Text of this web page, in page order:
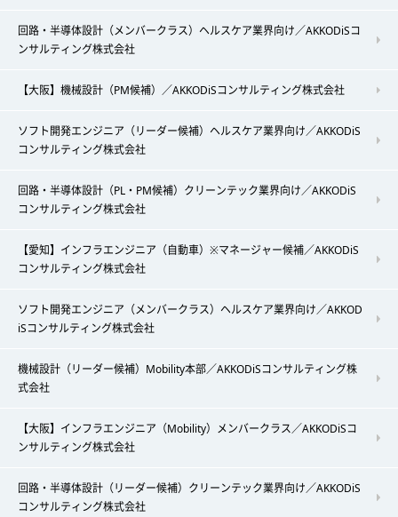
回路・半導体設計（メンバークラス）ヘルスケア業界向け／AKKODiSコ
ンサルティング株式会社
【大阪】機械設計（PM候補）／AKKODiSコンサルティング株式会社
ソフト開発エンジニア（リーダー候補）ヘルスケア業界向け／AKKODiS
コンサルティング株式会社
回路・半導体設計（PL・PM候補）クリーンテック業界向け／AKKODiS
コンサルティング株式会社
【愛知】インフラエンジニア（自動車）※マネージャー候補／AKKODiS
コンサルティング株式会社
ソフト開発エンジニア（メンバークラス）ヘルスケア業界向け／AKKOD
iSコンサルティング株式会社
機械設計（リーダー候補）Mobility本部／AKKODiSコンサルティング株
式会社
【大阪】インフラエンジニア（Mobility）メンバークラス／AKKODiSコ
ンサルティング株式会社
回路・半導体設計（リーダー候補）クリーンテック業界向け／AKKODiS
コンサルティング株式会社